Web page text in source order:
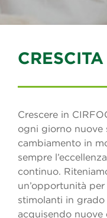
CRESCITA
Crescere in
ogni giorno nuove
cambiamento in
sempre
continuo.
un’opportunità
stimolanti in
acquisendo nuove